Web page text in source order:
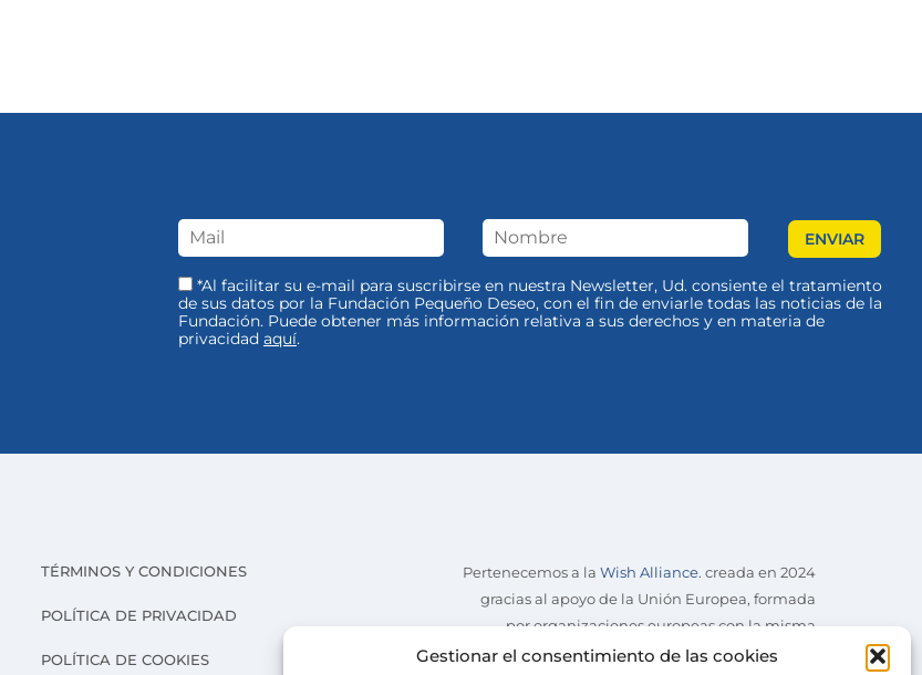
Gestionar el consentimiento de las cookies
*Al facilitar su e-mail para suscribirse en nuestra Newsletter, Ud. consiente el tratamiento
de sus datos por la Fundación Pequeño Deseo, con el fin de enviarle todas las noticias de la
Fundación. Puede obtener más información relativa a sus derechos y en materia de
privacidad aquí.
TÉRMINOS Y CONDICIONES
POLÍTICA DE PRIVACIDAD
POLÍTICA DE COOKIES
Pertenecemos a la Wish Alliance. creada en 2024
gracias al apoyo de la Unión Europea, formada
por organizaciones europeas con la misma
misión.